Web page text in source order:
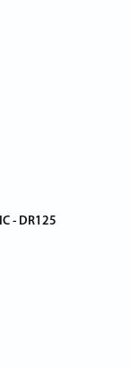
- DR125